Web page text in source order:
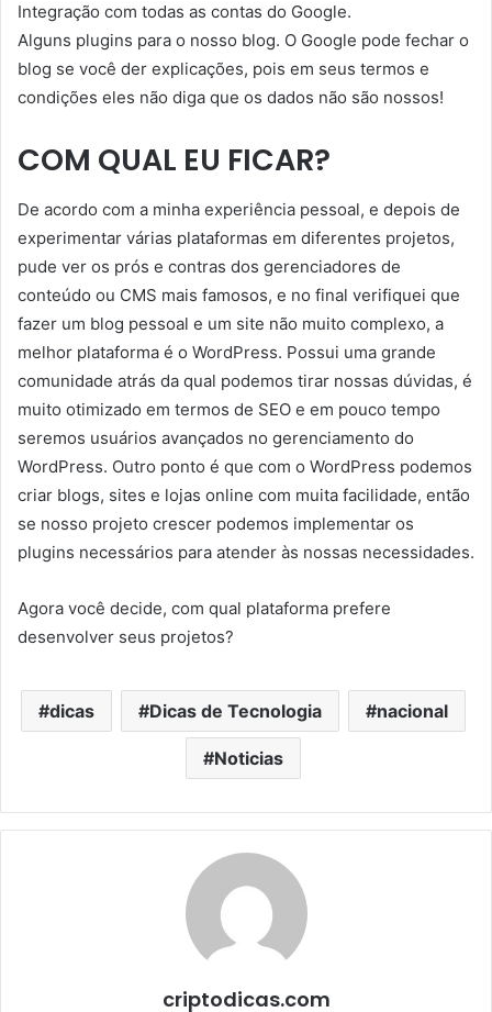
Integração com todas as contas do Google.
Alguns plugins para o nosso blog. O Google pode fechar o
blog se você der explicações, pois em seus termos e
condições eles não diga que os dados não são nossos!
COM QUAL EU FICAR?
De acordo com a minha experiência pessoal, e depois de
experimentar várias plataformas em diferentes projetos,
pude ver os prós e contras dos gerenciadores de
conteúdo ou CMS mais famosos, e no final verifiquei que
fazer um blog pessoal e um site não muito complexo, a
melhor plataforma é o WordPress. Possui uma grande
comunidade atrás da qual podemos tirar nossas dúvidas, é
muito otimizado em termos de SEO e em pouco tempo
seremos usuários avançados no gerenciamento do
WordPress. Outro ponto é que com o WordPress podemos
criar blogs, sites e lojas online com muita facilidade, então
se nosso projeto crescer podemos implementar os
plugins necessários para atender às nossas necessidades.
Agora você decide, com qual plataforma prefere
desenvolver seus projetos?
dicas Dicas de Tecnologia nacional
Noticias
criptodicas.com